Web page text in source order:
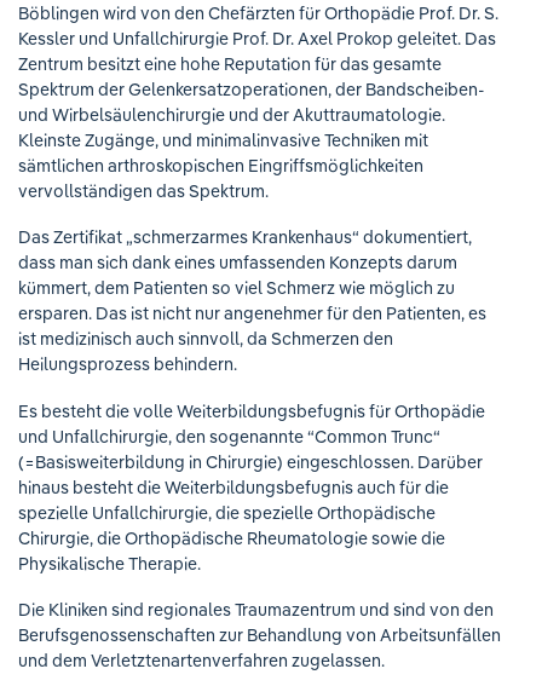
Böblingen wird von den Chefärzten für Orthopädie Prof. Dr. S.
Kessler und Unfallchirurgie Prof. Dr. Axel Prokop geleitet. Das
Zentrum besitzt eine hohe Reputation für das gesamte
Spektrum der Gelenkersatzoperationen, der Bandscheiben-
und Wirbelsäulenchirurgie und der Akuttraumatologie.
Kleinste Zugänge, und minimalinvasive Techniken mit
sämtlichen arthroskopischen Eingriffsmöglichkeiten
vervollständigen das Spektrum.
Das Zertifikat „schmerzarmes Krankenhaus“ dokumentiert,
dass man sich dank eines umfassenden Konzepts darum
kümmert, dem Patienten so viel Schmerz wie möglich zu
ersparen. Das ist nicht nur angenehmer für den Patienten, es
ist medizinisch auch sinnvoll, da Schmerzen den
Heilungsprozess behindern.
Es besteht die volle Weiterbildungsbefugnis für Orthopädie
und Unfallchirurgie, den sogenannte “Common Trunc“
(=Basisweiterbildung in Chirurgie) eingeschlossen. Darüber
hinaus besteht die Weiterbildungsbefugnis auch für die
spezielle Unfallchirurgie, die spezielle Orthopädische
Chirurgie, die Orthopädische Rheumatologie sowie die
Physikalische Therapie.
Die Kliniken sind regionales Traumazentrum und sind von den
Berufsgenossenschaften zur Behandlung von Arbeitsunfällen
und dem Verletztenartenverfahren zugelassen.